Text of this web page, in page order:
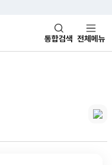
통합검색 전체메뉴